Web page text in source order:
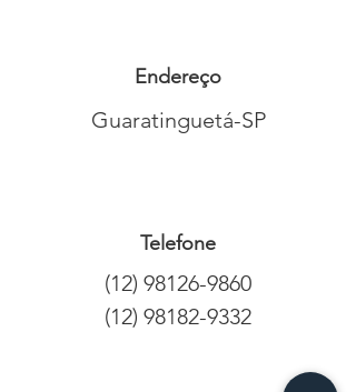
Endereço
Guaratinguetá-SP
Telefone
(12) 98126-9860
(12) 98182-9332